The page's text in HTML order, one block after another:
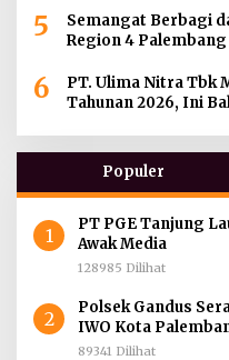
5
Semangat Berbagi
Region 4 Palembang
Jambi dan
6
PT. Ulima Nitra Tbk Melaksanakan Public Expose
Tahunan 2026, Ini
Populer
1
PT PGE Tanjung
Awak Media
128985 Dilihat
2
Polsek Gandus
IWO Kota
89341 Dilihat